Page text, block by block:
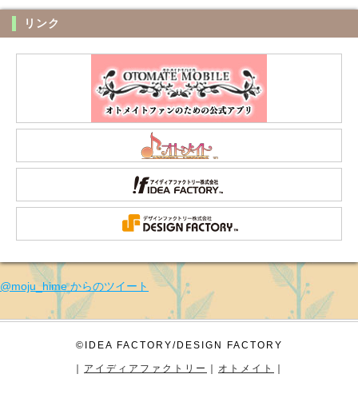
リンク
@moju_hime からのツイート
©IDEA FACTORY/DESIGN FACTORY
｜ アイディアファクトリー ｜ オトメイト ｜